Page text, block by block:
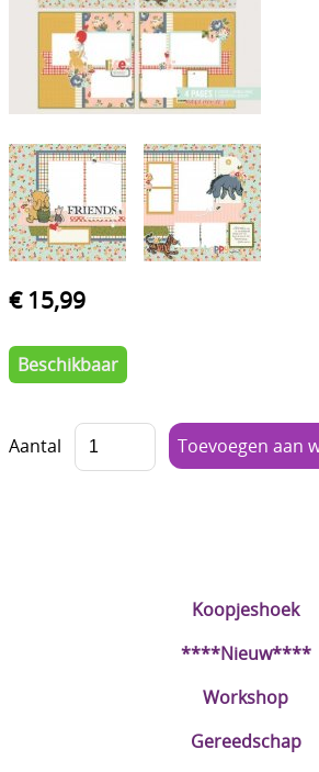
Boetseren - Modelleren
Verf en Co°
Bullet Journalling
Tekenen - Schrijven - kleuren
Haken - Vilt
Basis
Bloemen uit crêpepapier of chenille
Kleurboeken en Handboeken
Cadeaubon
Diversen
Koopjeshoek
****Nieuw****
Workshop
Gereedschap
€ 15,99
Beschikbaar
Aantal